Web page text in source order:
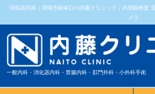
消化器内科｜尼崎市南塚口の内藤クリニック｜内視鏡検査
メラ
一般内科・消化器内科・胃腸内科・肛門外科・小外科手術